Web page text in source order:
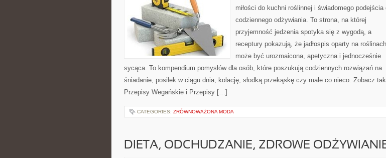
miłości do kuchni roślinnej i świadomego podejścia
codziennego odżywiania. To strona, na której
przyjemność jedzenia spotyka się z wygodą, a
receptury pokazują, że jadłospis oparty na roślinach
może być urozmaicona, apetyczna i jednocześnie
sycąca. To kompendium pomysłów dla osób, które poszukują codziennych rozwiązań na
śniadanie, posiłek w ciągu dnia, kolację, słodką przekąskę czy małe co nieco. Zobacz
Przepisy Wegańskie i Przepisy […]
CATEGORIES: ZRÓWNOWAŻONA MODA
DIETA, ODCHUDZANIE, ZDROWE